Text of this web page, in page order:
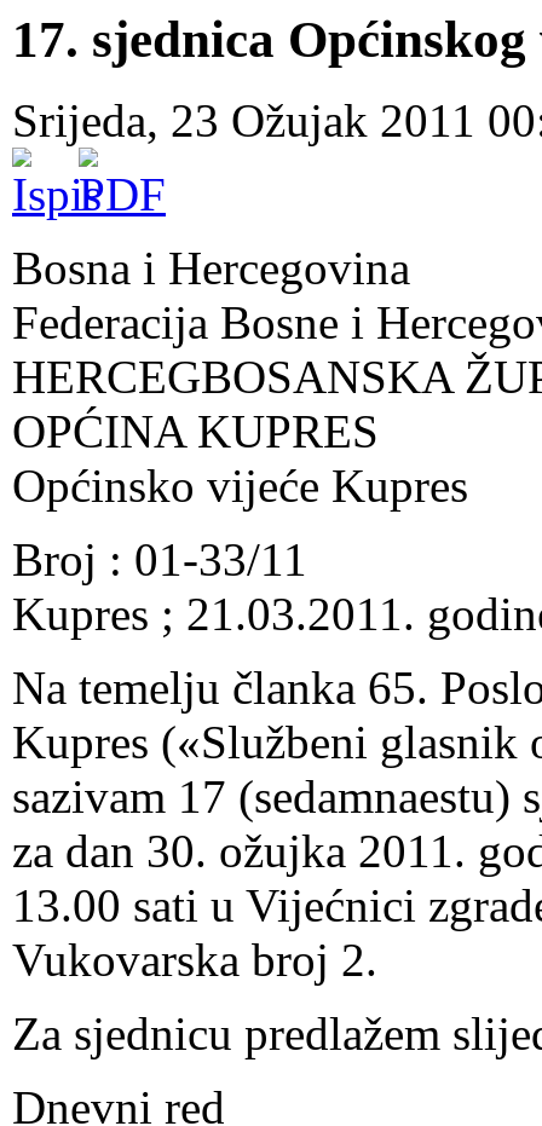
17. sjednica
Srijeda, 23 Ožujak 2011
Bosna i Hercegovina
Federacija Bosne i
HERCEGBOSANSKA
OPĆINA KUPRES
Općinsko vijeće Kupres
Broj : 01-33/11
Kupres ; 21.03.2011.
Na temelju članka 65.
Kupres («Službeni glasnik
sazivam 17
za dan 30. ožujka 2011.
13.00 sati u Vijećnici
Vukovarska broj 2.
Za sjednicu predlažem
Dnevni red